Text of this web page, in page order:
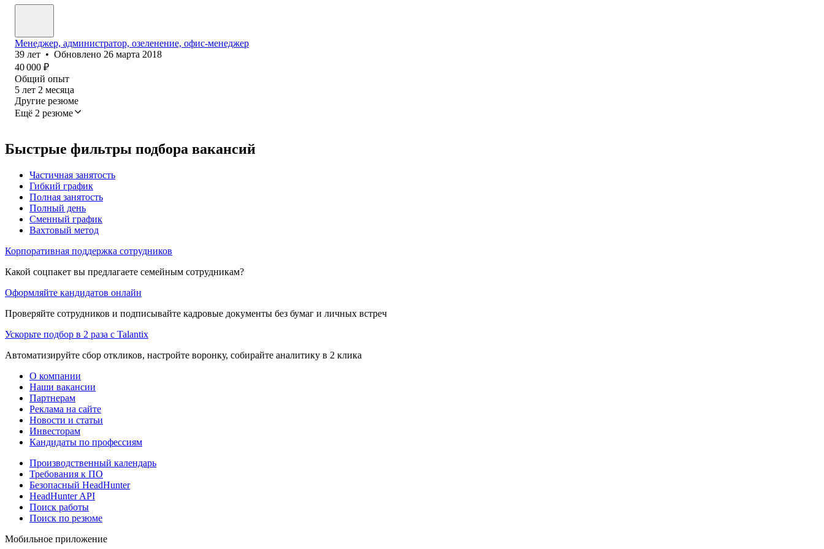
Менеджер, администратор, озеленение, офис-менеджер
39 лет • Обновлено 26 марта 2018
40 000 ₽
Общий опыт
5 лет 2 месяца
Другие резюме
Ещё 2 резюме
Быстрые фильтры подбора вакансий
Частичная занятость
Гибкий график
Полная занятость
Полный день
Сменный график
Вахтовый метод
Корпоративная поддержка сотрудников
Какой соцпакет вы предлагаете семейным сотрудникам?
Оформляйте кандидатов онлайн
Проверяйте сотрудников и подписывайте кадровые документы без бумаг и личных встреч
Ускорьте подбор в 2 раза с Talantix
Автоматизируйте сбор откликов, настройте воронку, собирайте аналитику в 2 клика
О компании
Наши вакансии
Партнерам
Реклама на сайте
Новости и статьи
Инвесторам
Кандидаты по профессиям
Производственный календарь
Требования к ПО
Безопасный HeadHunter
HeadHunter API
Поиск работы
Поиск по резюме
Мобильное приложение